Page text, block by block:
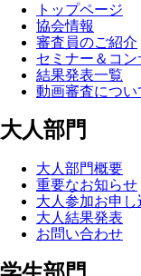
トップページ
協会情報
審査員のご紹介
セミナー＆コン
結果発表一覧
動画審査につい
大人部門
大人部門概要
重要なお知らせ
大人参加お申し
大人結果発表
お問い合わせ